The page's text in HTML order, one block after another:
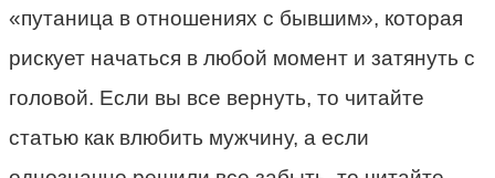
«путаница в отношениях с бывшим», которая
рискует начаться в любой момент и затянуть с
головой. Если вы все вернуть, то читайте
статью как влюбить мужчину, а если